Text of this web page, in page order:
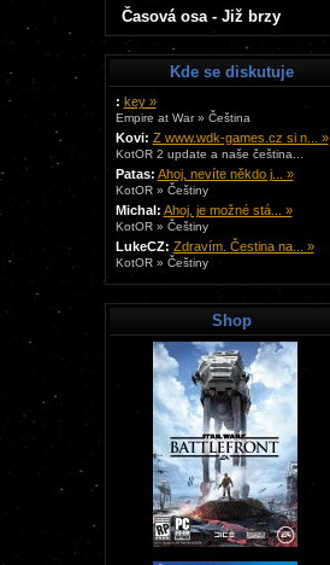
Časová osa - Již brzy
Kde se diskutuje
: key »
Empire at War » Čeština
Kovi: Z www.wdk-games.cz si n... »
KotOR 2 update a naše čeština...
Patas: Ahoj, nevíte někdo j... »
KotOR » Češtiny
Michal: Ahoj, je možné stá... »
KotOR » Češtiny
LukeCZ: Zdravím. Čestina na... »
KotOR » Češtiny
Shop